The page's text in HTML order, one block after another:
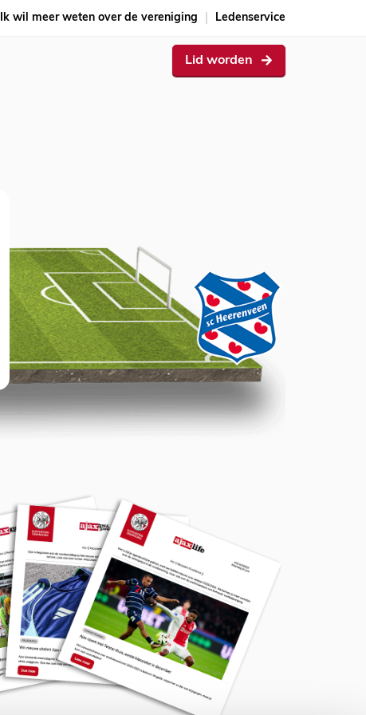
Ik wil meer weten over de vereniging Ledenservice
Lid worden